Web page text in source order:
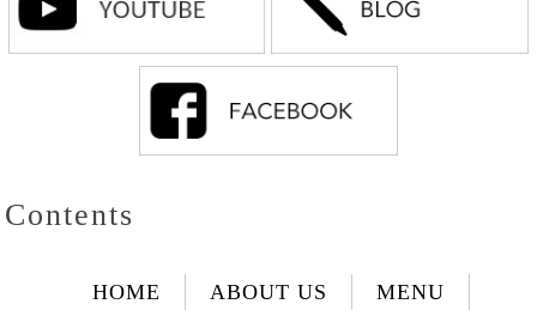
Contents
HOME ABOUT US MENU